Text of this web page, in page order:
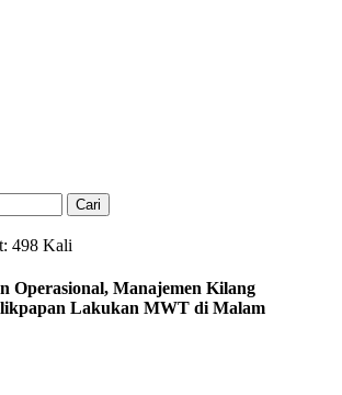
Cari
498 Kali
Operasional, Manajemen Kilang
Lakukan MWT di Malam